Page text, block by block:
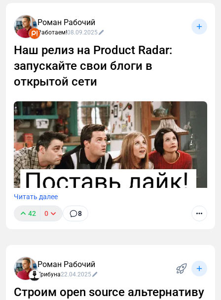
«личных проработках», а в банальной технической
упаковке. Я изучил кейсы пользователей Prodamus
и собрал выжимку из 6 сценариев, как повысить
доход, используя платежный модуль.
Роман Рабочий
Работаем!08.09.2025
Наш релиз на Product Radar:
запускайте свои блоги в
открытой сети
Поддержите проект реакцией и — самое главное —
Читать далее
42 0 8
Роман Рабочий
Трибуна22.04.2025
Строим open source альтернативу